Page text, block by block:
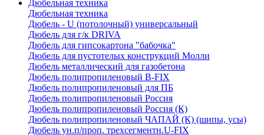
Дюбельная техника
Дюбельная техника
Дюбель - U (потолочный) универсальный
Дюбель для г/к DRIVA
Дюбель для гипсокартона "бабочка"
Дюбель для пустотелых конструкций Молли
Дюбель металлический для газобетона
Дюбель полипропиленовый В-FIX
Дюбель полипропиленовый для ПБ
Дюбель полипропиленовый Россия
Дюбель полипропиленовый Россия (К)
Дюбель полипропиленовый ЧАПАЙ (К) (шипы, усы)
Дюбель ун.п/проп. трехсегментн.U-FIX